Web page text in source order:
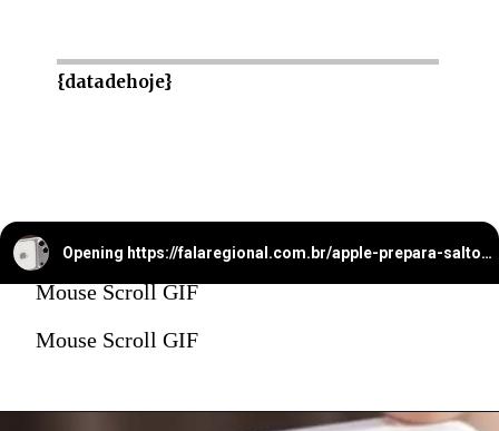
{datadehoje}
Opening https://falaregional.com.br/apple-prepara-salto-com-iphone-17-pro-max-e-camera-telefoto-de-48-mp-com-zoom-optico-de-ate-8x.html
Mouse Scroll GIF
Mouse Scroll GIF